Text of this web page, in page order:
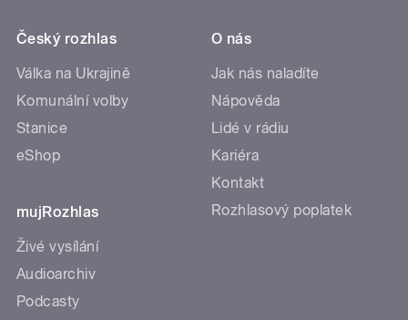
Český rozhlas
Válka na Ukrajině
Komunální volby
Stanice
eShop
mujRozhlas
Živé vysílání
Audioarchiv
Podcasty
O nás
Jak nás naladíte
Nápověda
Lidé v rádiu
Kariéra
Kontakt
Rozhlasový poplatek